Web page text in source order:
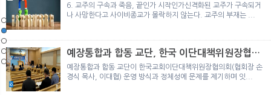
노르웨이 재판이 남긴 흔적
정통의 가면을 쓴 박옥수 구원파 협력기관
일본 통일교, 해산명령 이후 본격적인 청산 절차 돌입
여호와의 증인 2세와 학교생활
「현대종교」, 주님의교회 민사소송에 승소
노르웨이 재판이 남긴 흔적
정통의 가면을 쓴 박옥수 구원파 협력기관
6. 교주의 구속과 죽음, 끝인가 시작인가신격화된 교주가 구속되거
나 사망한다고 사이비종교가 몰락하지 않는다. 교주의 부재는 ...
예장통합과 합동 교단, 한국 이단대책위원장협의
회 탈퇴
예장통합과 합동 교단이 한국교회이단대책위원장협의회(협회장 손
경식 목사, 이대협) 운영 방식과 정체성에 문제를 제기하며 잇...